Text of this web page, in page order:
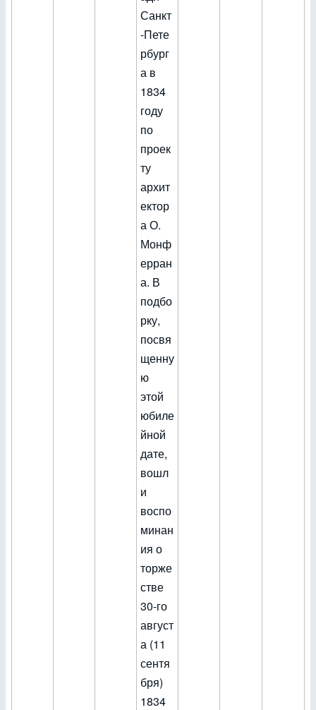
Санкт
-Пете
рбург
а в
1834
году
по
проек
ту
архит
ектор
а О.
Монф
ерран
а. В
подбо
рку,
посвя
щенну
ю
этой
юбиле
йной
дате,
вошл
и
воспо
минан
ия о
торже
стве
30-го
август
а (11
сентя
бря)
1834